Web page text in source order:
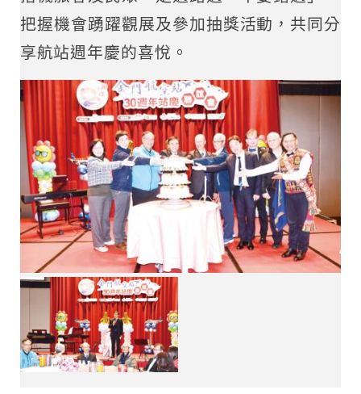
把握機會踴躍觀展及參加抽獎活動，共同分
享航站週年慶的喜悅。